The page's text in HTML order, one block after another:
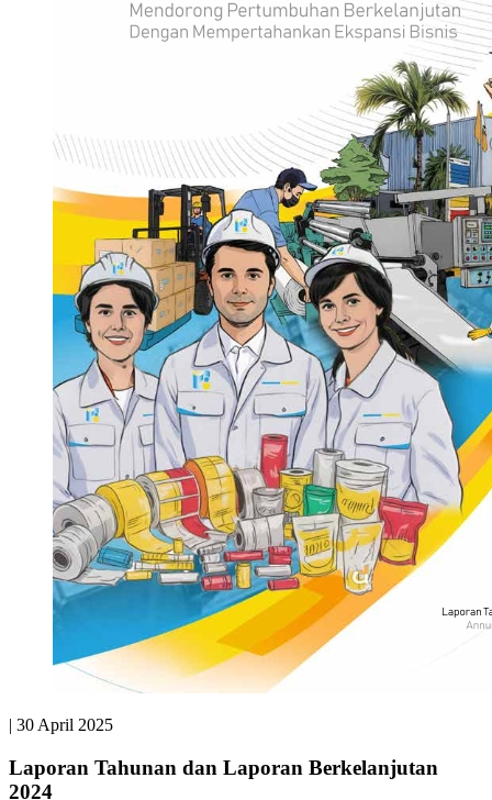
| 30 April 2025
Laporan Tahunan dan Laporan Berkelanjutan
2024